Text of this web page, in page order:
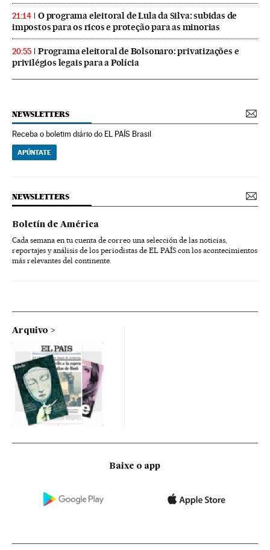
21:14
O programa eleitoral de Lula da Silva: subidas de
impostos para os ricos e proteção para as minorias
20:55
Programa eleitoral de Bolsonaro: privatizações e
privilégios legais para a Polícia
NEWSLETTERS
Receba o boletim diário do EL PAÍS Brasil
APÚNTATE
NEWSLETTERS
Boletín de América
Cada semana en tu cuenta de correo una selección de las noticias,
reportajes y análisis de los periodistas de EL PAÍS con los acontecimientos
más relevantes del continente.
Arquivo
Baixe o app